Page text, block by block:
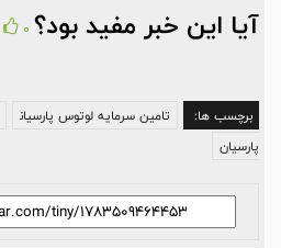
آیا این خبر مفید بود؟ 0
برچسب ها: تامین سرمایه لوتوس پارسیان
پارسیان